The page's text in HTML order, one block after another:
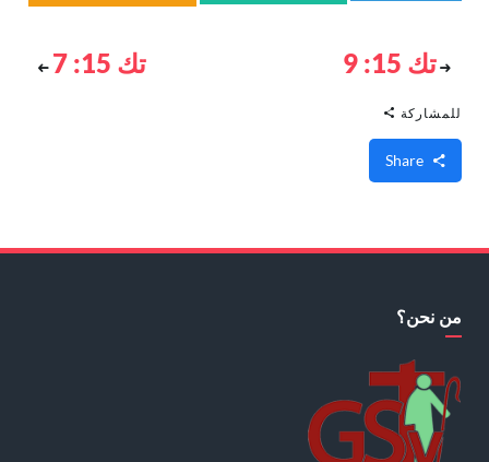
تك 15: 9 تك 15: 7
للمشاركة
من نحن؟